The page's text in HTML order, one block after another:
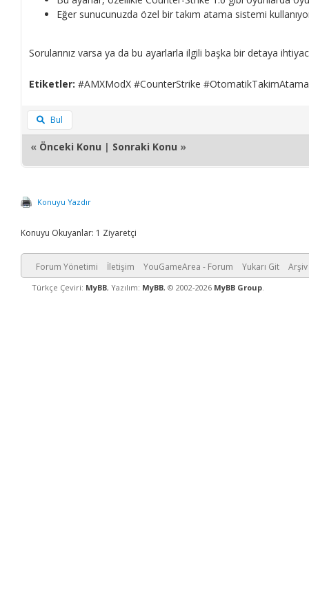
Eğer sunucunuzda özel bir takım atama sistemi
Sorularınız varsa ya da bu ayarlarla ilgili başka bir detaya
Etiketler: #AMXModX #CounterStrike
Bul
« Önceki Konu | Sonraki Konu »
Konuyu Yazdır
Konuyu Okuyanlar: 1 Ziyaretçi
Forum Yönetimi İletişim YouGameArea - Forum Yukarı Git Arşiv
Türkçe Çeviri: MyBB, Yazılım: MyBB, © 2002-2026 MyBB Group